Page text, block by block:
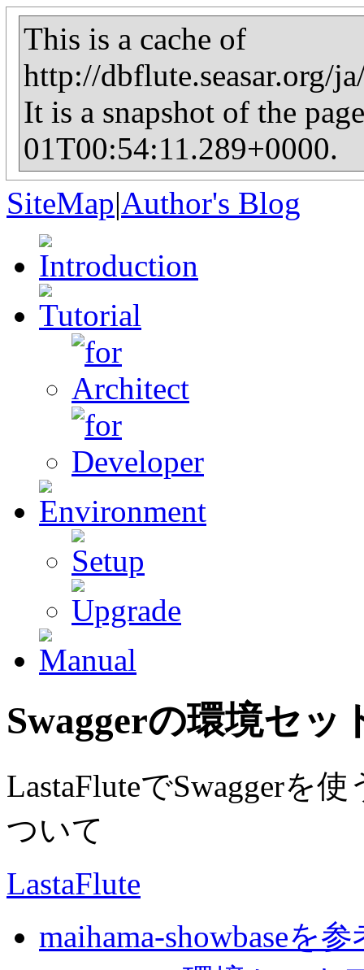
This is a cache of
http://dbflute.seasar.org/
It is a snapshot of the
01T00:54:11.289+0000.
SiteMap|Author's Blog
Swaggerの環境セッ
LastaFluteでSwaggerを
ついて
LastaFlute
maihama-showbaseを